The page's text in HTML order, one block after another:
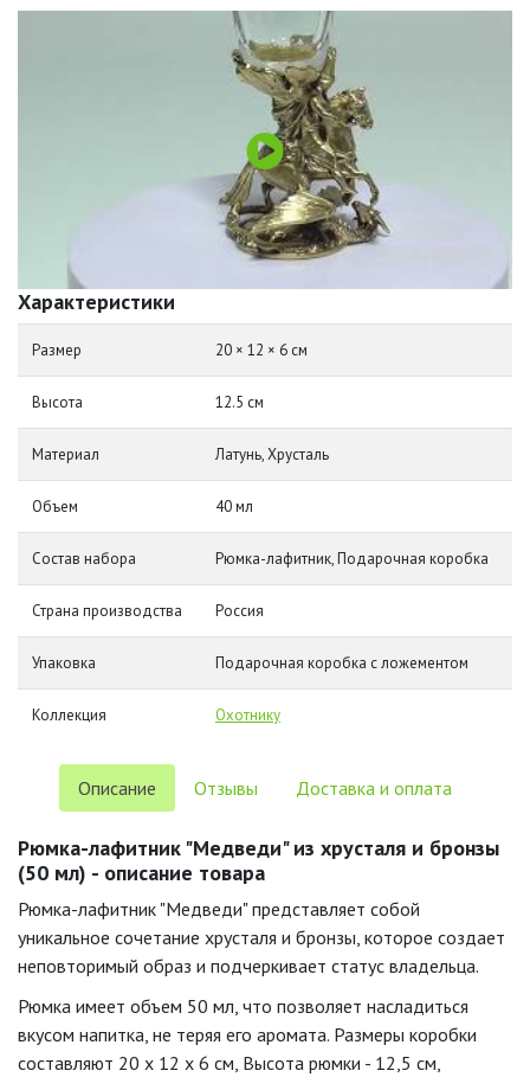
Характеристики
Размер 20 × 12 × 6 см
Высота 12.5 см
Материал Латунь, Хрусталь
Объем 40 мл
Состав набора Рюмка-лафитник, Подарочная коробка
Страна производства Россия
Упаковка Подарочная коробка с ложементом
Коллекция Охотнику
Описание Отзывы Доставка и оплата
Рюмка-лафитник "Медведи" из хрусталя и бронзы
(50 мл) - описание товара
Рюмка-лафитник "Медведи" представляет собой
уникальное сочетание хрусталя и бронзы, которое создает
неповторимый образ и подчеркивает статус владельца.
Рюмка имеет объем 50 мл, что позволяет насладиться
вкусом напитка, не теряя его аромата. Размеры коробки
составляют 20 х 12 х 6 см, Высота рюмки - 12,5 см,